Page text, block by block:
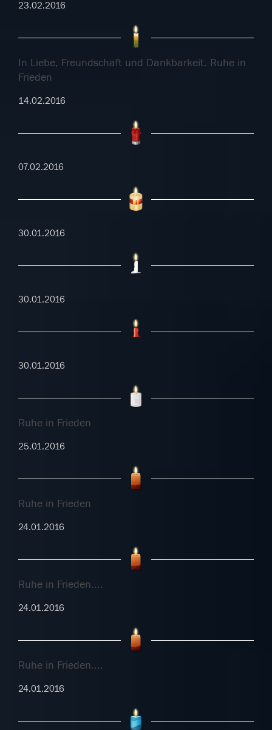
23.02.2016
In Liebe, Freundschaft und Dankbarkeit. Ruhe in
Frieden
14.02.2016
07.02.2016
30.01.2016
30.01.2016
30.01.2016
Ruhe in Frieden
25.01.2016
Ruhe in Frieden
24.01.2016
Ruhe in Frieden....
24.01.2016
Ruhe in Frieden....
24.01.2016